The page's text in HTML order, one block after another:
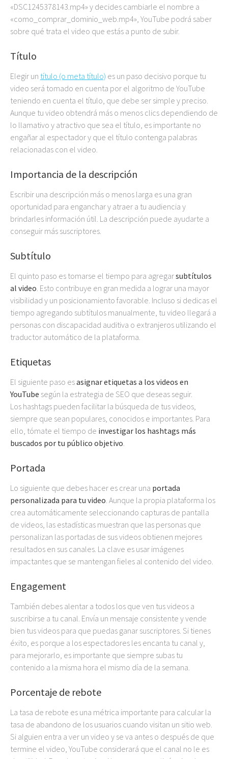
«DSC1245378143.mp4» y decides cambiarle el nombre a
«como_comprar_dominio_web.mp4», YouTube podrá saber
sobre qué trata el video que estás a punto de subir.
Título
Elegir un título (o meta título) es un paso decisivo porque tu
video será tomado en cuenta por el algoritmo de YouTube
teniendo en cuenta el título, que debe ser simple y preciso.
Aunque tu video obtendrá más o menos clics dependiendo de
lo llamativo y atractivo que sea el título, es importante no
engañar al espectador y que el título contenga palabras
relacionadas con el video.
Importancia de la descripción
Escribir una descripción más o menos larga es una gran
oportunidad para enganchar y atraer a tu audiencia y
brindarles información útil. La descripción puede ayudarte a
conseguir más suscriptores.
Subtítulo
El quinto paso es tomarse el tiempo para agregarsubtítulos
al video. Esto contribuye en gran medida a lograr una mayor
visibilidad y un posicionamiento favorable. Incluso si dedicas el
tiempo agregando subtítulos manualmente, tu video llegará a
personas con discapacidad auditiva o extranjeros utilizando el
traductor automático de la plataforma.
Etiquetas
El siguiente paso esasignar etiquetas a los videos en
YouTube según la estrategia de SEO que deseas seguir.
Los hashtags pueden facilitar la búsqueda de tus videos,
siempre que sean populares, conocidos e importantes. Para
ello, tómate el tiempo de investigar los hashtags más
buscados por tu público objetivo.
Portada
Lo siguiente que debes hacer es crear una portada
personalizada para tu video. Aunque la propia plataforma los
crea automáticamente seleccionando capturas de pantalla
de videos, las estadísticas muestran que las personas que
personalizan las portadas de sus videos obtienen mejores
resultados en sus canales. La clave es usar imágenes
impactantes que se mantengan fieles al contenido del video.
Engagement
También debes alentar a todos los que ven tus videos a
suscribirse a tu canal. Envía un mensaje consistente y vende
bien tus videos para que puedas ganar suscriptores. Si tienes
éxito, es porque a los espectadores les encanta tu canal y,
para mejorarlo, es importante que siempre subas tu
contenido a la misma hora el mismo día de la semana.
Porcentaje de rebote
La tasa de rebote es una métrica importante para calcular la
tasa de abandono de los usuarios cuando visitan un sitio web.
Si alguien entra a ver un video y se va antes o después de que
termine el video, YouTube considerará que el canal no le es